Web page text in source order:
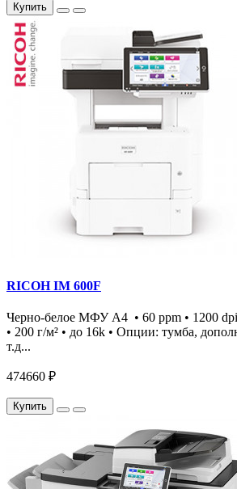
Купить
RICOH IM 600F
Черно-белое МФУ А4 • 60 ppm • 1200
• 200 г/м² • до 16k • Опции: тумба,
т.д...
474660 ₽
Купить